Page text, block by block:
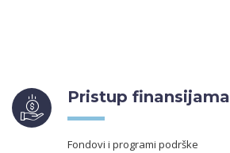
Pristup finansijama
Fondovi i programi podrške